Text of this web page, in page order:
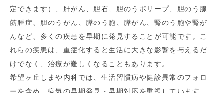
定できます）、肝がん、胆石、胆のうポリープ、胆のう腺
筋腫症、胆のうがん、膵のう胞、膵がん、腎のう胞や腎が
んなど、多くの疾患を早期に発見することが可能です。こ
れらの疾患は、重症化すると生活に大きな影響を与えるだ
けでなく、治療が難しくなることもあります。
希望ヶ丘しまや内科では、生活習慣病や健診異常のフォロ
ーを含め、病気の早期発見・早期対応を重視しています。